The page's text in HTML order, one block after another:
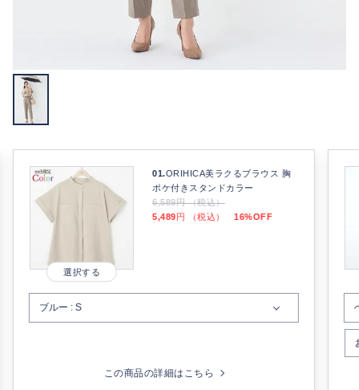
01.ORIHICA美ラクるブラウス 胸
ポケ付きスタンドカラー
6,589円 （税込）
5,489円 （税込）16%OFF
この商品の詳細はこちら